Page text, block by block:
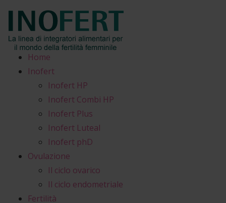
Home
Inofert
Inofert HP
Inofert Combi HP
Inofert Plus
Inofert Luteal
Inofert phD
Ovulazione
Il ciclo ovarico
Il ciclo endometriale
Fertilità